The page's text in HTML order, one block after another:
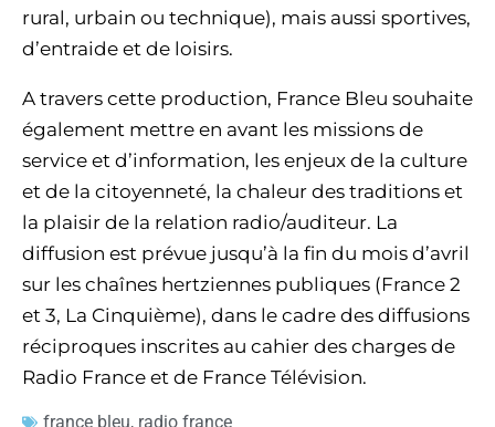
rural, urbain ou technique), mais aussi sportives,
d’entraide et de loisirs.
A travers cette production, France Bleu souhaite
également mettre en avant les missions de
service et d’information, les enjeux de la culture
et de la citoyenneté, la chaleur des traditions et
la plaisir de la relation radio/auditeur. La
diffusion est prévue jusqu’à la fin du mois d’avril
sur les chaînes hertziennes publiques (France 2
et 3, La Cinquième), dans le cadre des diffusions
réciproques inscrites au cahier des charges de
Radio France et de France Télévision.
france bleu, radio france